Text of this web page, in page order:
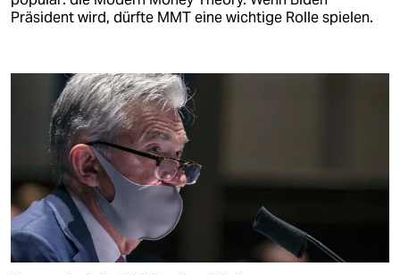
Präsident wird, dürfte MMT eine wichtige Rolle spielen.